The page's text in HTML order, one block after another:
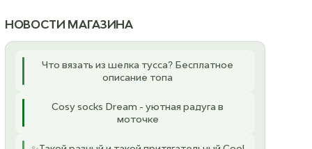
НОВОСТИ МАГАЗИНА
Что вязать из шелка тусса? Бесплатное
описание топа
Cosy socks Dream - уютная радуга в
моточке